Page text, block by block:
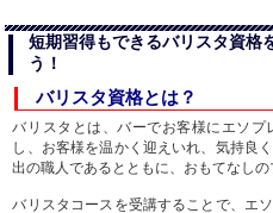
短期習得もできるバリスタ資格
う！
バリスタ資格とは？
バリスタとは、バーでお客様にエソ
し、お客様を温かく迎えいれ、気持良
出の職人であるとともに、おもてなしの
バリスタコースを受講することで、エ